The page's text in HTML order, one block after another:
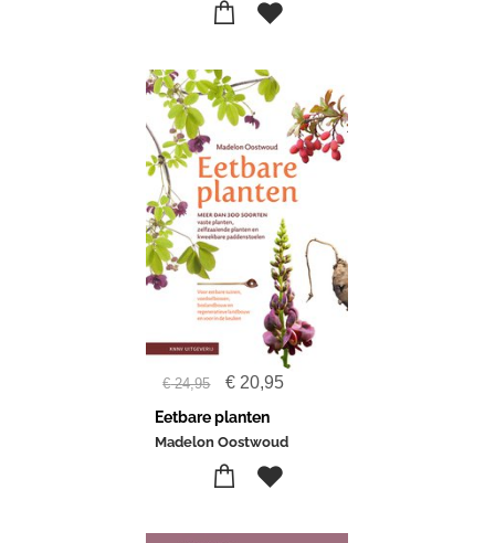
€24,95 € 20,95
Eetbare planten
Madelon Oostwoud